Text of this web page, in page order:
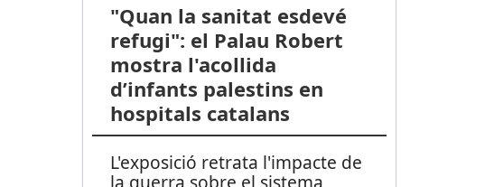
"Quan la sanitat esdevé
refugi": el Palau Robert
mostra l'acollida
d’infants palestins en
hospitals catalans
L'exposició retrata l'impacte de
la guerra sobre el sistema